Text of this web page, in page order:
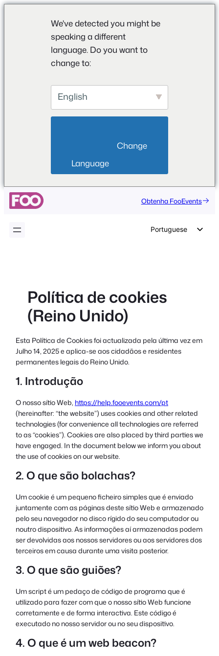
We've detected you might be
speaking a different
language. Do you want to
change to:
English
Language
Saltar
para
conteúdo
Obtenha FooEvents
Portuguese
Spanish
Polish
Política de cookies
(Reino Unido)
Esta Política de Cookies foi actualizada pela última vez em
Julho 14, 2025 e aplica-se aos cidadãos e residentes
permanentes legais do Reino Unido.
1. Introdução
O nosso sítio Web, https://help.fooevents.com/pt
(hereinafter: “the website”) uses cookies and other related
technologies (for convenience all technologies are referred
to as “cookies”). Cookies are also placed by third parties we
have engaged. In the document below we inform you about
the use of cookies on our website.
2. O que são bolachas?
Um cookie é um pequeno ficheiro simples que é enviado
juntamente com as páginas deste sítio Web e armazenado
pelo seu navegador no disco rígido do seu computador ou
noutro dispositivo. As informações aí armazenadas podem
ser devolvidas aos nossos servidores ou aos servidores dos
terceiros em causa durante uma visita posterior.
3. O que são guiões?
Um script é um pedaço de código de programa que é
utilizado para fazer com que o nosso sítio Web funcione
corretamente e de forma interactiva. Este código é
executado no nosso servidor ou no seu dispositivo.
4. O que é um web beacon?